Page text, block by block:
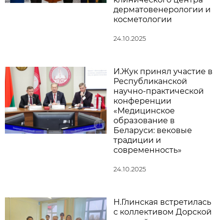
дерматовенерологии и
косметологии
24.10.2025
И.Жук принял участие в
Республиканской
научно-практической
конференции
«Медицинское
образование в
Беларуси: вековые
традиции и
современность»
24.10.2025
Н.Глинская встретилась
с коллективом Дорской